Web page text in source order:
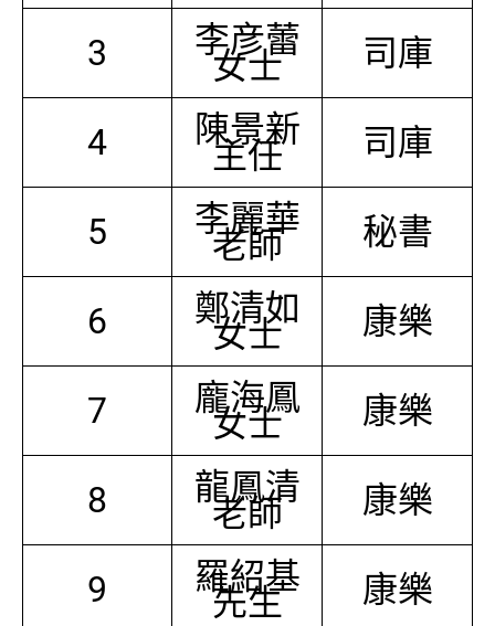
3 李彦蕾
女士 司庫
4 陳景新
主任 司庫
5 李麗華
老師 秘書
6 鄭清如
女士 康樂
7 龐海鳳
女士 康樂
8 龍鳳清
老師 康樂
9 羅紹基
先生 康樂